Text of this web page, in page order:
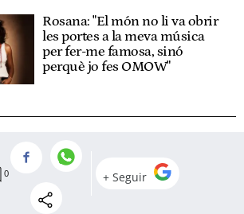
Rosana: "El món no li va obrir
les portes a la meva música
per fer-me famosa, sinó
perquè jo fes OMOW"
COMENTARIOS